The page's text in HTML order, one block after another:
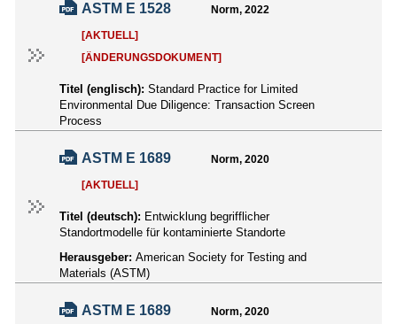
ASTM E 1528 Norm, 2022
[AKTUELL]
[ÄNDERUNGSDOKUMENT]
Titel (englisch): Standard Practice for Limited
Environmental Due Diligence: Transaction Screen
Process
ASTM E 1689 Norm, 2020
[AKTUELL]
Titel (deutsch): Entwicklung begrifflicher
Standortmodelle für kontaminierte Standorte
Herausgeber: American Society for Testing and
Materials (ASTM)
ASTM E 1689 Norm, 2020